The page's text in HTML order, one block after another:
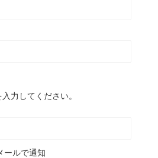
力してください。
ールで通知